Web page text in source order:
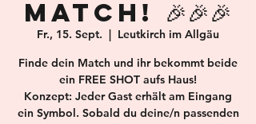
MATCH! 🎉🎉🎉
Fr., 15. Sept.
  |
Leutkirch im Allgäu
Finde dein Match und ihr bekommt beide
ein FREE SHOT aufs Haus!
Konzept: Jeder Gast erhält am Eingang
ein Symbol. Sobald du deine/n passenden